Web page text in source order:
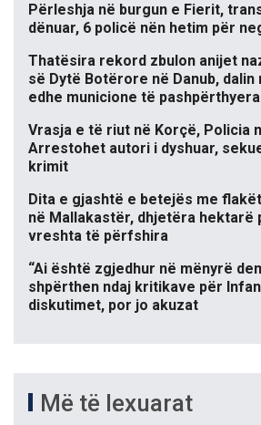
Përleshja në burgun e Fierit,
dënuar, 6 policë nën hetim për
Thatësira rekord zbulon anijet
së Dytë Botërore në Danub,
edhe municione të pashpërthyera
Vrasja e të riut në Korçë, Policia
Arrestohet autori i dyshuar,
krimit
Dita e gjashtë e betejës me
në Mallakastër, dhjetëra hektarë
vreshta të përfshira
“Ai është zgjedhur në mënyrë
shpërthen ndaj kritikave për
diskutimet, por jo akuzat
Më të lexuarat